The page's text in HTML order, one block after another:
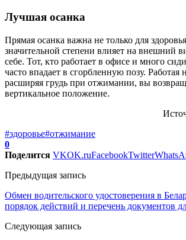
Лучшая осанка
Прямая осанка важна не только для
значительной степени влияет на внешний
себе. Тот, кто работает в офисе и много
часто впадает в сгорбленную позу. Работая
расширяя грудь при отжимании, вы
вертикальное положение.
#здоровье#отжимание
0
Поделится VKOK.ruFacebookTwitter
Предыдущая запись
Обмен водительского удостоверения в
порядок действий и перечень документов
Следующая запись